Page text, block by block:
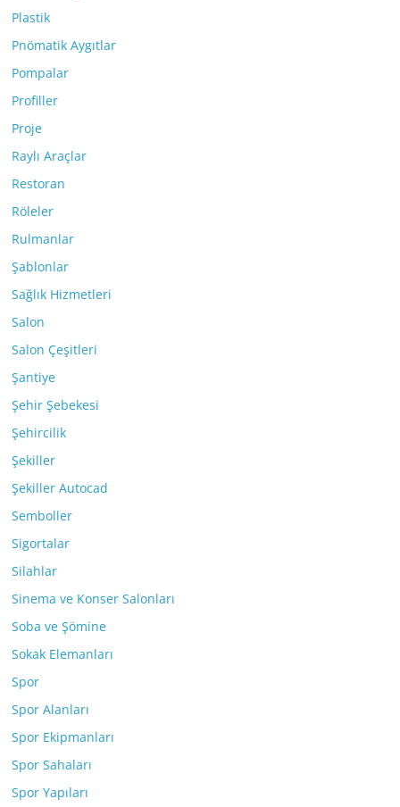
Plastik
Pnömatik Aygıtlar
Pompalar
Profiller
Proje
Raylı Araçlar
Restoran
Röleler
Rulmanlar
Şablonlar
Sağlık Hizmetleri
Salon
Salon Çeşitleri
Şantiye
Şehir Şebekesi
Şehircilik
Şekiller
Şekiller Autocad
Semboller
Sigortalar
Silahlar
Sinema ve Konser Salonları
Soba ve Şömine
Sokak Elemanları
Spor
Spor Alanları
Spor Ekipmanları
Spor Sahaları
Spor Yapıları